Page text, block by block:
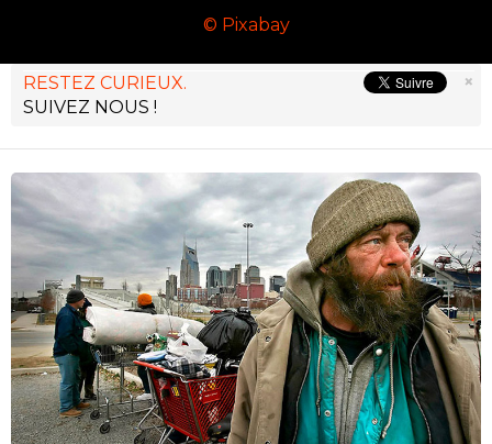
© Pixabay
×
RESTEZ CURIEUX.
SUIVEZ NOUS !